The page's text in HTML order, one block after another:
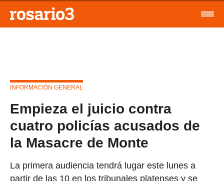
INFORMACIÓN GENERAL
Empieza el juicio contra
cuatro policías acusados de
la Masacre de Monte
La primera audiencia tendrá lugar este lunes a
partir de las 10 en los tribunales platenses y se